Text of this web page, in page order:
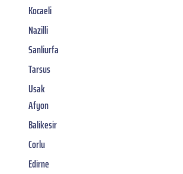
Kocaeli
Nazilli
Sanliurfa
Tarsus
Usak
Afyon
Balikesir
Corlu
Edirne